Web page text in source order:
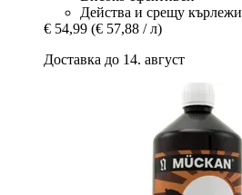
Действа и срещу кърлежи
€ 54,99 (€ 57,88 / л)
Доставка до 14. август